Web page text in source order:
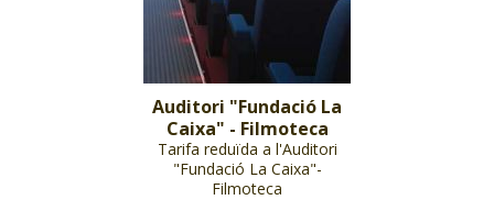
Auditori "Fundació La
Caixa" - Filmoteca
Tarifa reduïda a l'Auditori
"Fundació La Caixa"-
Filmoteca